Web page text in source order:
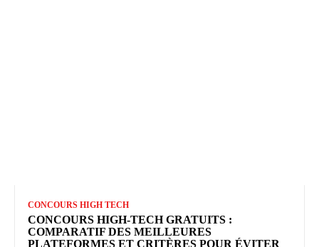
CONCOURS HIGH TECH
CONCOURS HIGH-TECH GRATUITS :
COMPARATIF DES MEILLEURES
PLATEFORMES ET CRITÈRES POUR ÉVITER